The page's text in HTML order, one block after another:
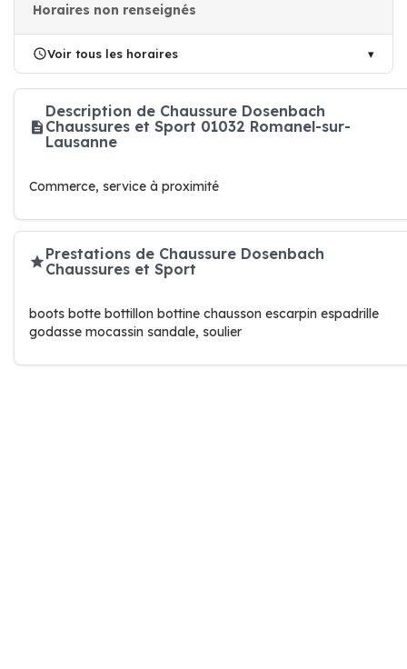
Horaires non renseignés
Voir tous les horaires
Description de Chaussure Dosenbach
Chaussures et Sport 01032 Romanel-sur-
Lausanne
Commerce, service à proximité
Prestations de Chaussure Dosenbach
Chaussures et Sport
boots botte bottillon bottine chausson escarpin espadrille
godasse mocassin sandale, soulier